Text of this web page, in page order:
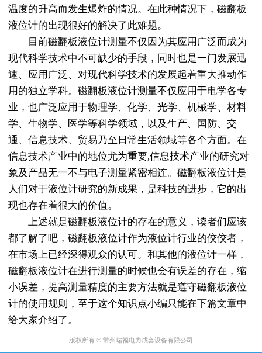
温度的升高而发生爆炸的情况。在此种情况下，磁翻板
液位计的出现很好的解决了此难题。
目前磁翻板液位计测量不仅因为其应用广泛而成为
现代科学技术中不可缺少的手段，同时也是一门发展迅
速、应用广泛、对现代科学技术的发展起着重大推动作
用的独立学科。磁翻板液位计测量不仅应用于电学各专
业，也广泛应用于物理学、化学、光学、机械学、材料
学、生物学、医学等科学领域，以及生产、国防、交
通、信息技术、贸易乃至日常生活领域等各个方面。在
信息技术产业中的地位尤为重要,信息技术产业的研究对
象及产品无一不与电子测量紧密相连。磁翻板液位计是
人们对于液位计研究的新成果，是科技的进步，它的出
现也存在着很大的价值。
上述就是磁翻板液位计的存在的意义，读者们应该
都了解了吧，磁翻板液位计作为液位计行业的佼佼者，
在市场上已经深得观众的认可。和其他的液位计一样，
磁翻板液位计在进行测量的时候也会有误差的存在，缩
小误差，提高测量精度的主要方法就是遵守磁翻板液位
计的使用规则，至于这个知识点小编只能在下篇文章中
给大家介绍了。
版权所有 © 常州瑞福电力成套设备有限公司